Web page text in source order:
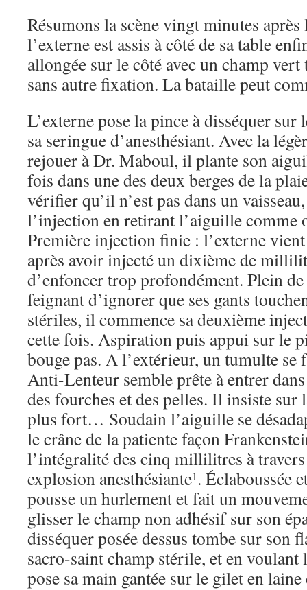
Résumons la scène vingt minutes après
l’externe est assis à côté de sa table
allongée sur le côté avec un champ
sans autre fixation. La bataille peut
L’externe pose la pince à disséquer
sa seringue d’anesthésiant. Avec la
rejouer à Dr. Maboul, il plante son
fois dans une des deux berges de la
vérifier qu’il n’est pas dans un
l’injection en retirant l’aiguille comme
Première injection finie : l’externe
après avoir injecté un dixième de
d’enfoncer trop profondément. Plein
feignant d’ignorer que ses gants
stériles, il commence sa deuxième
cette fois. Aspiration puis appui sur le
bouge pas. A l’extérieur, un tumulte se
Anti-Lenteur semble prête à entrer
des fourches et des pelles. Il insiste sur
plus fort… Soudain l’aiguille se
le crâne de la patiente façon
l’intégralité des cinq millilitres à
explosion anesthésiante1 . Éclaboussée
pousse un hurlement et fait un
glisser le champ non adhésif sur son
disséquer posée dessus tombe sur son
sacro-saint champ stérile, et en voulant
pose sa main gantée sur le gilet en laine